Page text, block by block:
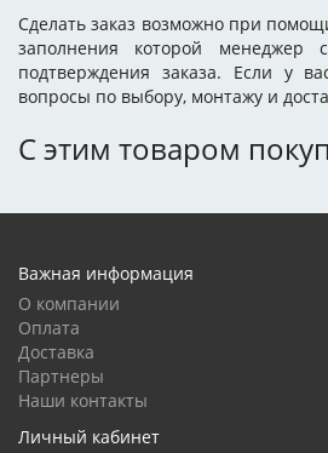
Сделать заказ возможно при
заполнения которой менеджер
подтверждения заказа. Если у
вопросы по выбору, монтажу и
С этим товаром
Важная информация
О компании
Оплата
Доставка
Партнеры
Наши контакты
Личный кабинет